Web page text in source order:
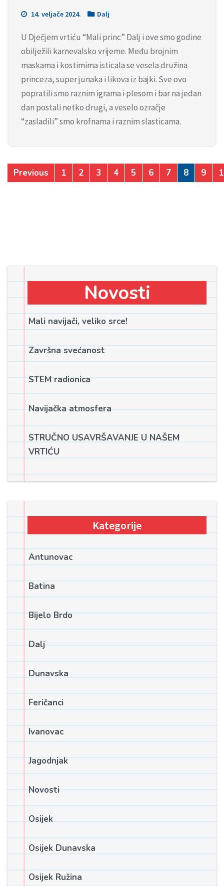
14. veljače 2024. Dalj
U Dječjem vrtiću “Mali princ” Dalj i ove smo godine
obilježili karnevalsko vrijeme. Među brojnim
maskama i kostimima isticala se vesela družina
princeza, super junaka i likova iz bajki. Sve ovo
popratili smo raznim igrama i plesom i bar na jedan
dan postali netko drugi, a veselo ozračje
“zasladili” smo krofnama i raznim slasticama.
Previous 1 2 3 4 5 6 7 8 9
Novosti
Mali navijači, veliko srce!
Završna svećanost
STEM radionica
Navijačka atmosfera
STRUČNO USAVRŠAVANJE U NAŠEM
VRTIĆU
Kategorije
Antunovac
Batina
Bijelo Brdo
Dalj
Dunavska
Feričanci
Ivanovac
Jagodnjak
Novosti
Osijek
Osijek Dunavska
Osijek Ružina